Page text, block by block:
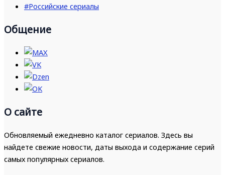
#Российские сериалы
Общение
О сайте
Обновляемый ежедневно каталог сериалов. Здесь вы
найдете свежие новости, даты выхода и содержание серий
самых популярных сериалов.